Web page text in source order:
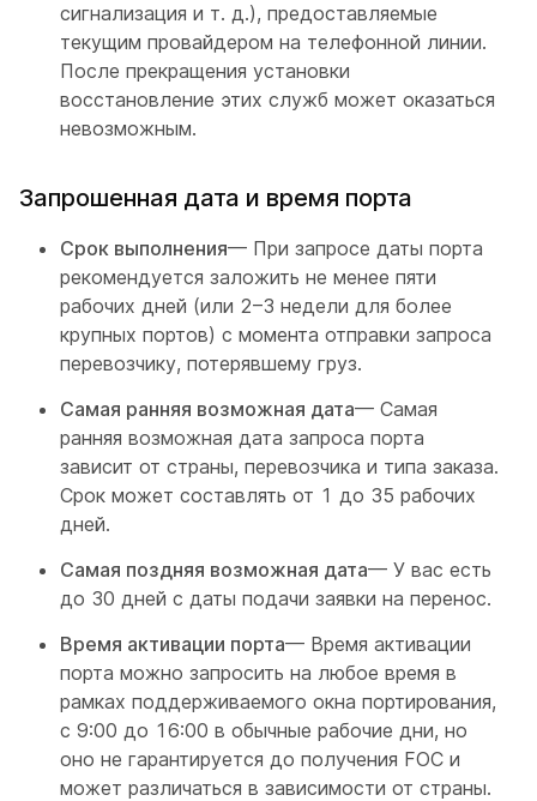
сигнализация и т. д.), предоставляемые
текущим провайдером на телефонной линии.
После прекращения установки
восстановление этих служб может оказаться
невозможным.
Запрошенная дата и время порта
Срок выполнения— При запросе даты порта
рекомендуется заложить не менее пяти
рабочих дней (или 2–3 недели для более
крупных портов) с момента отправки запроса
перевозчику, потерявшему груз.
Самая ранняя возможная дата— Самая
ранняя возможная дата запроса порта
зависит от страны, перевозчика и типа заказа.
Срок может составлять от 1 до 35 рабочих
дней.
Самая поздняя возможная дата— У вас есть
до 30 дней с даты подачи заявки на перенос.
Время активации порта— Время активации
порта можно запросить на любое время в
рамках поддерживаемого окна портирования,
с 9:00 до 16:00 в обычные рабочие дни, но
оно не гарантируется до получения FOC и
может различаться в зависимости от страны.